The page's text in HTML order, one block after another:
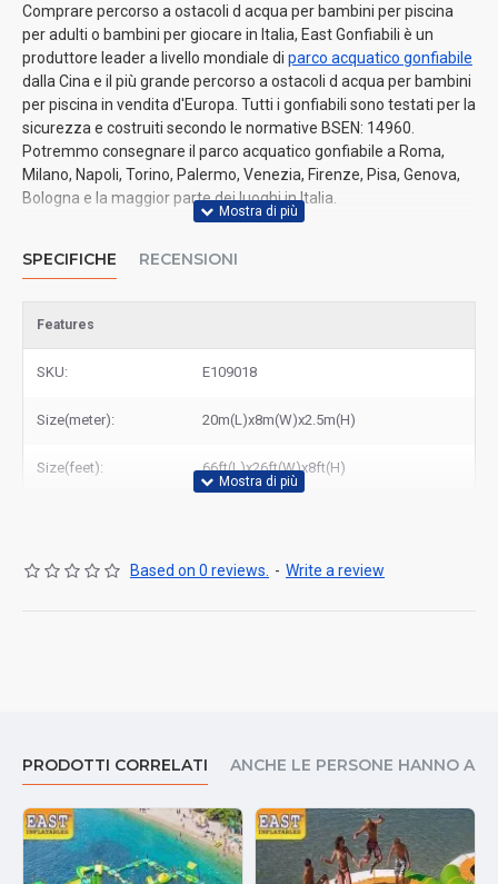
Comprare percorso a ostacoli d acqua per bambini per piscina
per adulti o bambini per giocare in Italia, East Gonfiabili è un
produttore leader a livello mondiale di parco acquatico gonfiabile
dalla Cina e il più grande percorso a ostacoli d acqua per bambini
per piscina in vendita d'Europa. Tutti i gonfiabili sono testati per la
sicurezza e costruiti secondo le normative BSEN: 14960.
Potremmo consegnare il parco acquatico gonfiabile a Roma,
Milano, Napoli, Torino, Palermo, Venezia, Firenze, Pisa, Genova,
Bologna e la maggior parte dei luoghi in Italia.
SPECIFICHE RECENSIONI
Features
SKU: E109018
Size(meter): 20m(L)x8m(W)x2.5m(H)
Size(feet): 66ft(L)x26ft(W)x8ft(H)
Based on 0 reviews. - Write a review
PRODOTTI CORRELATI ANCHE LE PERSONE HANNO